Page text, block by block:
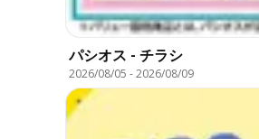
パシオス - チラシ
2026/08/05 -2026/08/09